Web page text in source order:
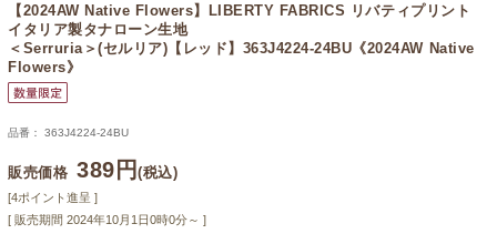
【2024AW Native Flowers】 LIBERTY FABRICS リバティプリント
イタリア製タナローン生地
＜Serruria＞(セルリア)【レッド】363J4224-24BU《2024AW Native
Flowers》
品番： 363J4224-24BU
販売価格 389円(税込)
[4ポイント進呈 ]
[ 販売期間 2024年10月1日0時0分～ ]